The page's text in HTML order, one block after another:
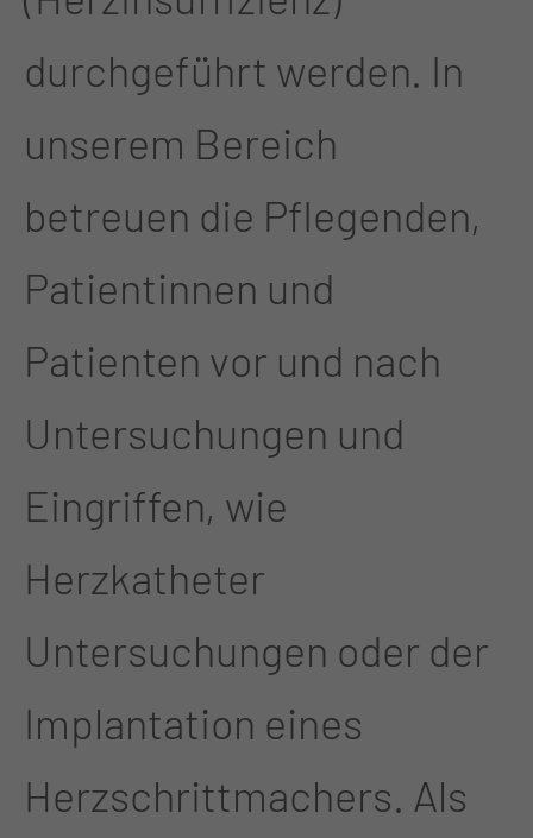
durchgeführt werden. In
unserem Bereich
betreuen die Pflegenden,
Patientinnen und
Patienten vor und nach
Untersuchungen und
Eingriffen, wie
Herzkatheter
Untersuchungen oder der
Implantation eines
Herzschrittmachers. Als